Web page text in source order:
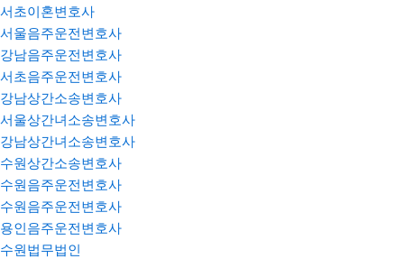
서초이혼변호사
서울음주운전변호사
강남음주운전변호사
서초음주운전변호사
강남상간소송변호사
서울상간녀소송변호사
강남상간녀소송변호사
수원상간소송변호사
수원음주운전변호사
수원음주운전변호사
용인음주운전변호사
수원법무법인